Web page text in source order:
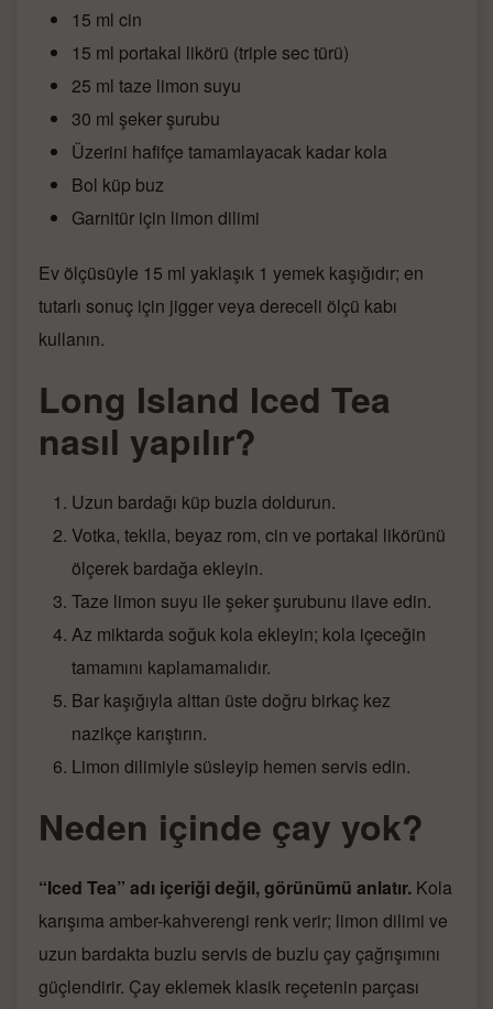
15 ml cin
15 ml portakal likörü (triple sec türü)
25 ml taze limon suyu
30 ml şeker şurubu
Üzerini hafifçe tamamlayacak kadar kola
Bol küp buz
Garnitür için limon dilimi
Ev ölçüsüyle 15 ml yaklaşık 1 yemek kaşığıdır; en
tutarlı sonuç için jigger veya dereceli ölçü kabı
kullanın.
Long Island Iced Tea
nasıl yapılır?
Uzun bardağı küp buzla doldurun.
Votka, tekila, beyaz rom, cin ve portakal likörünü
ölçerek bardağa ekleyin.
Taze limon suyu ile şeker şurubunu ilave edin.
Az miktarda soğuk kola ekleyin; kola içeceğin
tamamını kaplamamalıdır.
Bar kaşığıyla alttan üste doğru birkaç kez
nazikçe karıştırın.
Limon dilimiyle süsleyip hemen servis edin.
Neden içinde çay yok?
“Iced Tea” adı içeriği değil, görünümü anlatır. Kola
karışıma amber-kahverengi renk verir; limon dilimi ve
uzun bardakta buzlu servis de buzlu çay çağrışımını
güçlendirir. Çay eklemek klasik reçetenin parçası